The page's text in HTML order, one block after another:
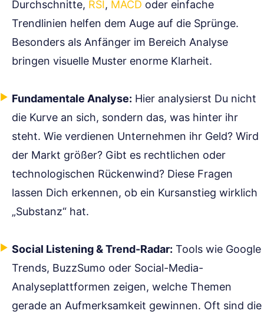
Durchschnitte, RSI, MACD oder einfache
Trendlinien helfen dem Auge auf die Sprünge.
Besonders als Anfänger im Bereich Analyse
bringen visuelle Muster enorme Klarheit.
Fundamentale Analyse: Hier analysierst Du nicht
die Kurve an sich, sondern das, was hinter ihr
steht. Wie verdienen Unternehmen ihr Geld? Wird
der Markt größer? Gibt es rechtlichen oder
technologischen Rückenwind? Diese Fragen
lassen Dich erkennen, ob ein Kursanstieg wirklich
„Substanz“ hat.
Social Listening & Trend-Radar: Tools wie Google
Trends, BuzzSumo oder Social-Media-
Analyseplattformen zeigen, welche Themen
gerade an Aufmerksamkeit gewinnen. Oft sind die